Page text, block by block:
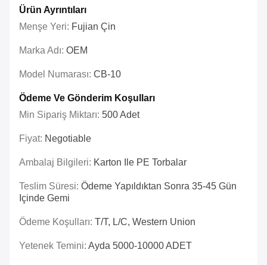
Ürün Ayrıntıları
Menşe Yeri: Fujian Çin
Marka Adı: OEM
Model Numarası: CB-10
Ödeme Ve Gönderim Koşulları
Min Sipariş Miktarı: 500 Adet
Fiyat: Negotiable
Ambalaj Bilgileri: Karton Ile PE Torbalar
Teslim Süresi: Ödeme Yapıldıktan Sonra 35-45 Gün
Içinde Gemi
Ödeme Koşulları: T/T, L/C, Western Union
Yetenek Temini: Ayda 5000-10000 ADET